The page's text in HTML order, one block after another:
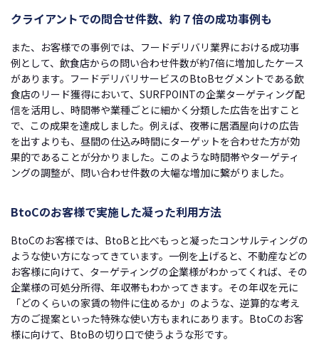
クライアントでの問合せ件数、約７倍の成功事例も
また、お客様での事例では、フードデリバリ業界における成功事
例として、飲食店からの問い合わせ件数が約7倍に増加したケース
があります。フードデリバリサービスのBtoBセグメントである飲
食店のリード獲得において、SURFPOINTの企業ターゲティング配
信を活用し、時間帯や業種ごとに細かく分類した広告を出すこと
で、この成果を達成しました。例えば、夜帯に居酒屋向けの広告
を出すよりも、昼間の仕込み時間にターゲットを合わせた方が効
果的であることが分かりました。このような時間帯やターゲティ
ングの調整が、問い合わせ件数の大幅な増加に繋がりました。
BtoCのお客様で実施した凝った利用方法
BtoCのお客様では、BtoBと比べもっと凝ったコンサルティングの
ような使い方になってきています。一例を上げると、不動産などの
お客様に向けて、ターゲティングの企業様がわかってくれば、その
企業様の可処分所得、年収帯もわかってきます。その年収を元に
「どのくらいの家賃の物件に住めるか」のような、逆算的な考え
方のご提案といった特殊な使い方もまれにあります。BtoCのお客
様に向けて、BtoBの切り口で使うような形です。